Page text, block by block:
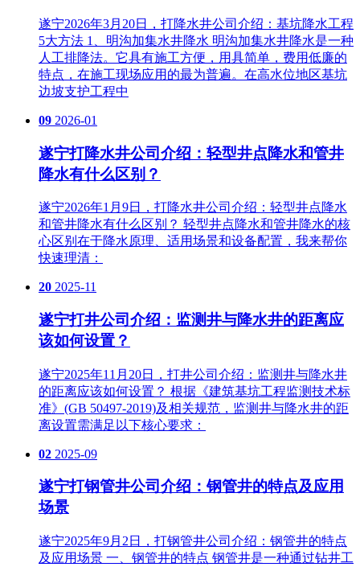
遂宁2026年3月20日，打降水井公司介绍：基坑降水工程
5大方法 1、明沟加集水井降水 明沟加集水井降水是一种
人工排降法。它具有施工方便，用具简单，费用低廉的
特点，在施工现场应用的最为普遍。在高水位地区基坑
边坡支护工程中
09 2026-01
遂宁打降水井公司介绍：轻型井点降水和管井
降水有什么区别？
遂宁2026年1月9日，打降水井公司介绍：轻型井点降水
和管井降水有什么区别？ 轻型井点降水和管井降水的核
心区别在于‌降水原理、适用场景和设备配置‌，我来帮你
快速理清：
20 2025-11
遂宁打井公司介绍：监测井与降水井的距离应
该如何设置？
遂宁2025年11月20日，打井公司介绍：监测井与降水井
的距离应该如何设置？ 根据《建筑基坑工程监测技术标
准》(GB 50497-2019)及相关规范，监测井与降水井的距
离设置需满足以下核心要求：
02 2025-09
遂宁打钢管井公司介绍：钢管井的特点及应用
场景
遂宁2025年9月2日，打钢管井公司介绍：钢管井的特点
及应用场景 一、钢管井的特点 钢管井是一种通过钻井工